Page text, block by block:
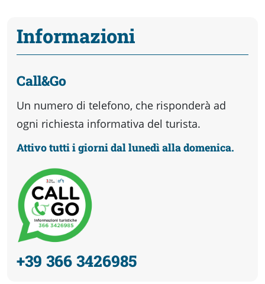
Informazioni
Call&Go
Un numero di telefono, che risponderà ad
ogni richiesta informativa del turista.
Attivo tutti i giorni dal lunedì alla domenica.
+39 366 3426985